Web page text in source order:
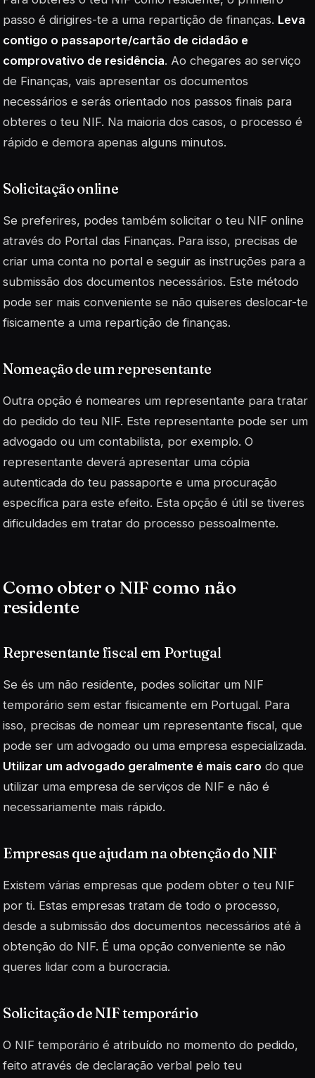
passo é dirigires-te a uma repartição de finanças. Leva
contigo o passaporte/cartão de cidadão e
comprovativo de residência. Ao chegares ao serviço
de Finanças, vais apresentar os documentos
necessários e serás orientado nos passos finais para
obteres o teu NIF. Na maioria dos casos, o processo é
rápido e demora apenas alguns minutos.
Solicitação online
Se preferires, podes também solicitar o teu NIF online
através do Portal das Finanças. Para isso, precisas de
criar uma conta no portal e seguir as instruções para a
submissão dos documentos necessários. Este método
pode ser mais conveniente se não quiseres deslocar-te
fisicamente a uma repartição de finanças.
Nomeação de um representante
Outra opção é nomeares um representante para tratar
do pedido do teu NIF. Este representante pode ser um
advogado ou um contabilista, por exemplo. O
representante deverá apresentar uma cópia
autenticada do teu passaporte e uma procuração
específica para este efeito. Esta opção é útil se tiveres
dificuldades em tratar do processo pessoalmente.
Como obter o NIF como não
residente
Representante fiscal em Portugal
Se és um não residente, podes solicitar um NIF
temporário sem estar fisicamente em Portugal. Para
isso, precisas de nomear um representante fiscal, que
pode ser um advogado ou uma empresa especializada.
Utilizar um advogado geralmente é mais caro do que
utilizar uma empresa de serviços de NIF e não é
necessariamente mais rápido.
Empresas que ajudam na obtenção do NIF
Existem várias empresas que podem obter o teu NIF
por ti. Estas empresas tratam de todo o processo,
desde a submissão dos documentos necessários até à
obtenção do NIF. É uma opção conveniente se não
queres lidar com a burocracia.
Solicitação de NIF temporário
O NIF temporário é atribuído no momento do pedido,
feito através de declaração verbal pelo teu